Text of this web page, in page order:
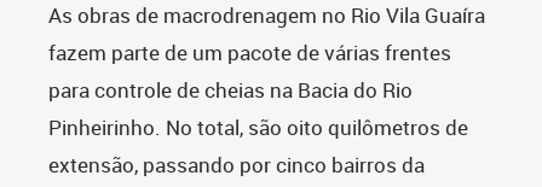
As obras de macrodrenagem no Rio Vila Guaíra
fazem parte de um pacote de várias frentes
para controle de cheias na Bacia do Rio
Pinheirinho. No total, são oito quilômetros de
extensão, passando por cinco bairros da